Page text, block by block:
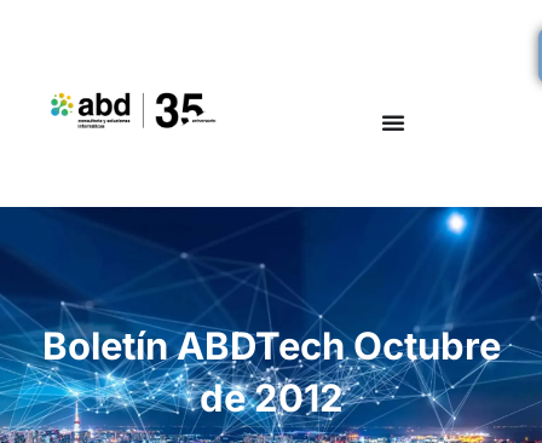
Boletín ABDTech Octubre
de 2012